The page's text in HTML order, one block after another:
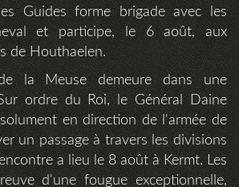
Guides forme brigade avec les
et participe, le 6 août, aux
de Houthaelen.
la Meuse demeure dans une
ordre du Roi, le Général Daine
en direction de l'armée de
un passage à travers les divisions
a lieu le 8 août à Kermt. Les
d'une fougue exceptionnelle,